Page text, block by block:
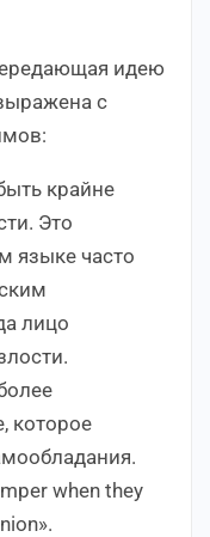
идею
с
крайне
Это
языке часто
лицо
которое
when they